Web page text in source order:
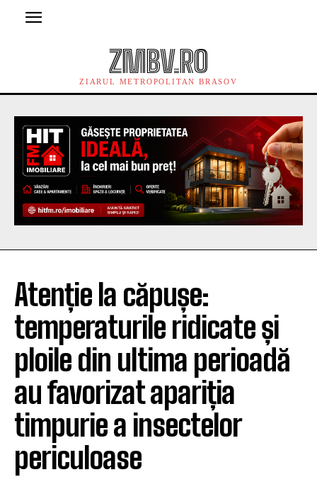
ZMBV.RO
ZIARUL METROPOLITAN BRASOV
Atenție la căpușe:
temperaturile ridicate și
ploile din ultima perioadă
au favorizat apariția
timpurie a insectelor
periculoase